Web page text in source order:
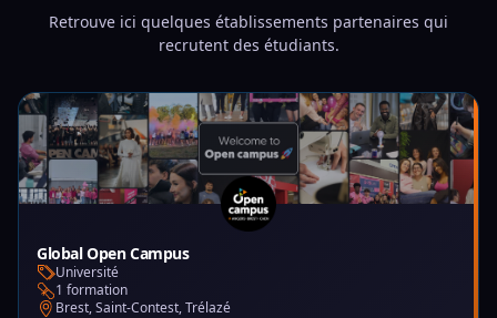
Retrouve ici quelques établissements partenaires qui
recrutent des étudiants.
Global Open Campus
Université
1 formation
Brest, Saint-Contest, Trélazé